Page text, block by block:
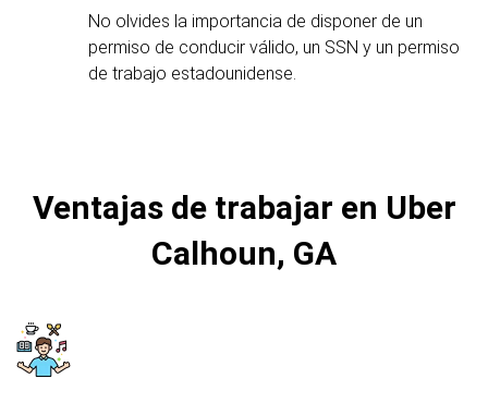
No olvides la importancia de disponer de un
permiso de conducir válido, un SSN y un permiso
de trabajo estadounidense.
Ventajas de trabajar en Uber
Calhoun, GA